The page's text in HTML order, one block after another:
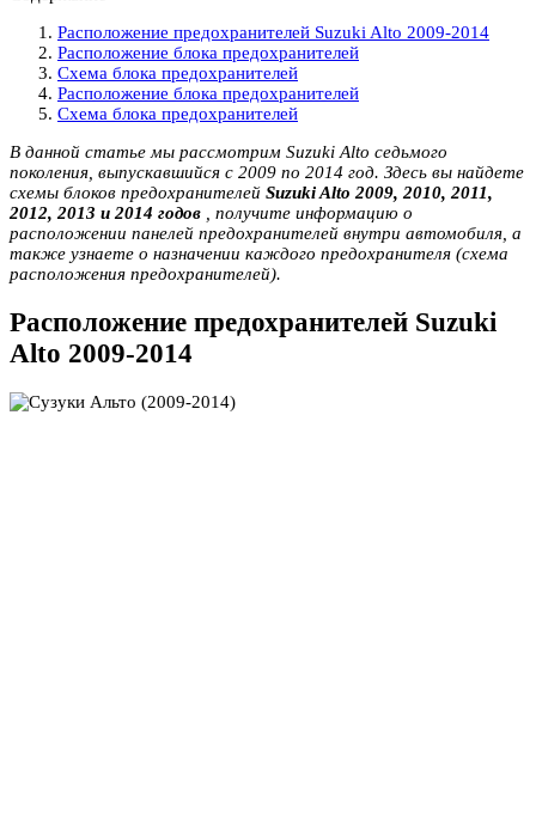
Расположение предохранителей Suzuki Alto 2009-2014
Расположение блока предохранителей
Схема блока предохранителей
Расположение блока предохранителей
Схема блока предохранителей
В данной статье мы рассмотрим Suzuki Alto седьмого
поколения, выпускавшийся с 2009 по 2014 год. Здесь вы найдете
схемы блоков предохранителей Suzuki Alto 2009, 2010, 2011,
2012, 2013 и 2014 годов , получите информацию о
расположении панелей предохранителей внутри автомобиля, а
также узнаете о назначении каждого предохранителя (схема
расположения предохранителей).
Расположение предохранителей Suzuki
Alto 2009-2014